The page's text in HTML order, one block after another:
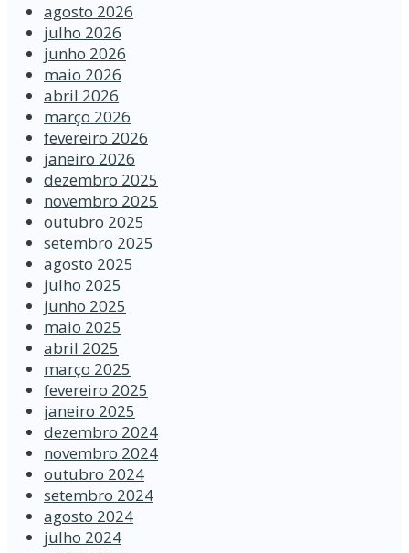
agosto 2026
julho 2026
junho 2026
maio 2026
abril 2026
março 2026
fevereiro 2026
janeiro 2026
dezembro 2025
novembro 2025
outubro 2025
setembro 2025
agosto 2025
julho 2025
junho 2025
maio 2025
abril 2025
março 2025
fevereiro 2025
janeiro 2025
dezembro 2024
novembro 2024
outubro 2024
setembro 2024
agosto 2024
julho 2024